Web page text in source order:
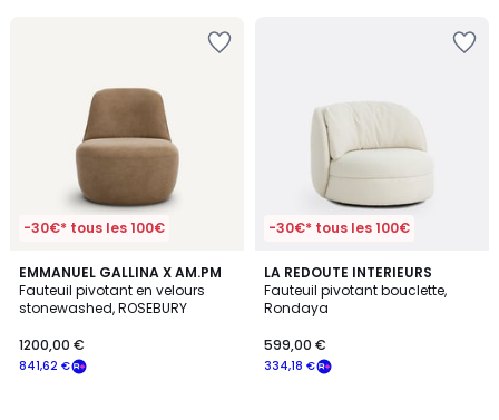
-30€* tous les 100€
EMMANUEL GALLINA X AM.PM
Fauteuil pivotant en velours
stonewashed, ROSEBURY
841,62 €
1200,00 €
3
/
5
2
Couleurs
-30€* tous les 100€
LA REDOUTE INTERIEURS
Fauteuil pivotant bouclette,
Rondaya
334,18 €
599,00 €
5
/
5